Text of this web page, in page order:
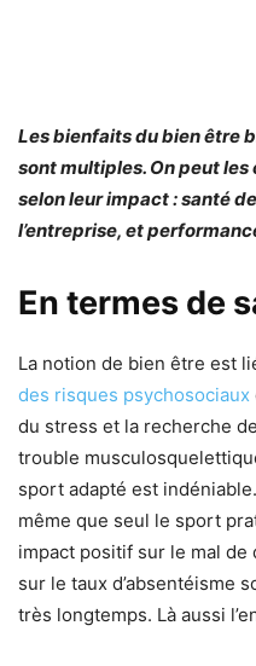
Les bienfaits du bien être
sont multiples. On peut
selon leur impact : santé
l’entreprise, et
En termes de
La notion de bien être est
des risques psychosociaux
du stress et la recherche
trouble
sport adapté est
même que seul le sport
impact positif sur le mal
sur le taux d’absentéisme
très longtemps. Là aussi